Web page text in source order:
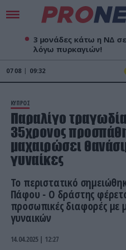
3 μονάδες κάτω η ΝΔ
λόγω πυρκαγιών!
07 08 09:32
ΚΥΠΡΟΣ
Παραλίγο
35χρονος
μαχαιρώσει
γυναίκες
Το περιστατικό
Πάφου - Ο δράστης
προσωπικές διαφορές με
γυναικών
14.04.2025 | 12:27